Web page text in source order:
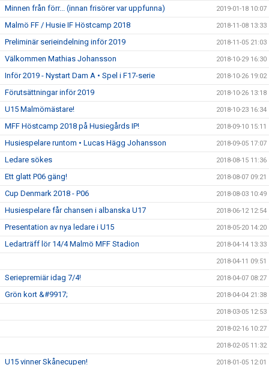
Minnen från förr... (innan frisörer var uppfunna) 2019-01-18 10:07
Malmö FF / Husie IF Höstcamp 2018 2018-11-08 13:33
Preliminär serieindelning inför 2019 2018-11-05 21:03
Välkommen Mathias Johansson 2018-10-29 16:30
Inför 2019 - Nystart Dam A • Spel i F17-serie 2018-10-26 19:02
Förutsättningar inför 2019 2018-10-26 13:18
U15 Malmömästare! 2018-10-23 16:34
MFF Höstcamp 2018 på Husiegårds IP! 2018-09-10 15:11
Husiespelare runtom • Lucas Hägg Johansson 2018-09-05 17:07
Ledare sökes 2018-08-15 11:36
Ett glatt P06 gäng! 2018-08-07 09:21
Cup Denmark 2018 - P06 2018-08-03 10:49
Husiespelare får chansen i albanska U17 2018-06-12 12:54
Presentation av nya ledare i U15 2018-05-20 14:20
Ledarträff lör 14/4 Malmö MFF Stadion 2018-04-14 13:33
2018-04-11 09:51
Seriepremiär idag 7/4! 2018-04-07 08:27
Grön kort &#9917; 2018-04-04 21:38
2018-03-05 12:53
2018-02-16 10:27
2018-02-05 11:32
U15 vinner Skånecupen! 2018-01-05 12:01